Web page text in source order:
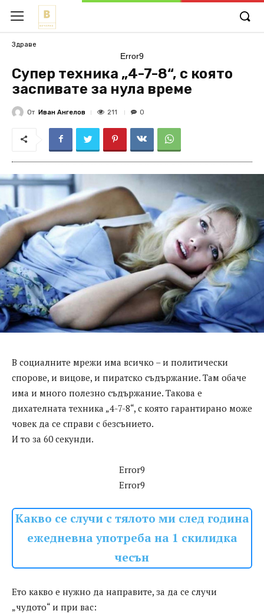
Здраве
Error9
Супер техника „4-7-8“, с която
заспивате за нула време
От Иван Ангелов 211 0
В социалните мрежи има всичко – и политически
спорове, и вицове, и пиратско съдържание. Там обаче
има и много полезно съдържание. Такова е
дихателната техника „4-7-8“, с която гарантирано може
човек да се справи с безсънието.
И то за 60 секунди.
Error9
Error9
Какво се случи с тялото ми след година
ежедневна употреба на 1 скилидка
чесън
Ето какво е нужно да направите, за да се случи
„чудото“ и при вас: